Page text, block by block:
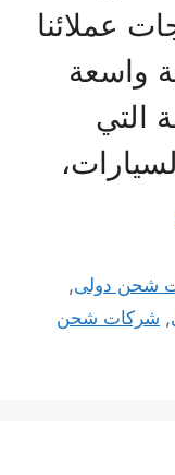
عملائنا
واسعة
التي
شحن دولى,
, شركات شحن